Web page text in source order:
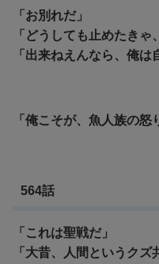
「お別れだ」
「どうしても止めたき
「出来ねえんなら、俺は
「俺こそが、魚人族の怒
564話
「これは聖戦だ」
「大昔、人間というク